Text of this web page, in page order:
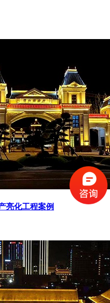
亮化工程案例